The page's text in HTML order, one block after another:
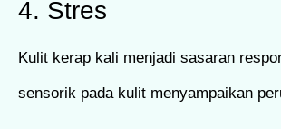
4. Stres
Kulit kerap kali menjadi sasaran
sensorik pada kulit menyampaikan